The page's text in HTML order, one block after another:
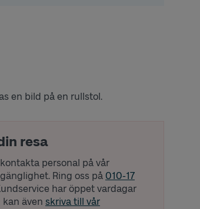
en bild på en rullstol.
resa
personal på vår
Ring oss på 010-17
har öppet vardagar
även skriva till vår